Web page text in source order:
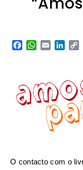
Facebook
WhatsApp
Email
O contacto com o